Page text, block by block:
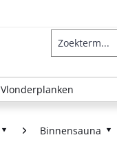
Vlonderplanken
Binnensauna